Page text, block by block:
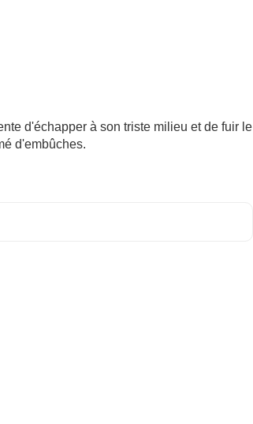
d'échapper à son triste milieu et de fuir le
d'embûches.